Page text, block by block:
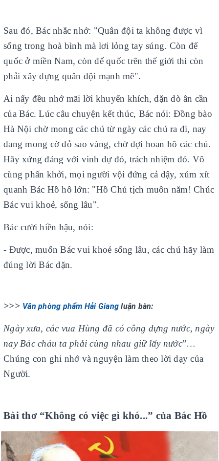
Sau đó, Bác nhắc nhở: "Quân đội ta không được vì
sống trong hoà bình mà lơi lỏng tay súng. Còn đế
quốc ở miền Nam, còn đế quốc trên thế giới thì còn
phải xây dựng quân đội mạnh mẽ".
Ai nấy đều nhớ mãi lời khuyến khích, dặn dò ân cần
của Bác. Lúc câu chuyện kết thúc, Bác nói: Đồng bào
Hà Nội chờ mong các chú từ ngày các chú ra đi, nay
đang mong cờ đỏ sao vàng, chờ đợi hoan hô các chú.
Hãy xứng đáng với vinh dự đó, trách nhiệm đó. Vô
cùng phấn khởi, mọi người vội đứng cả dậy, xúm xít
quanh Bác Hồ hô lớn: "Hồ Chủ tịch muôn năm! Chúc
Bác vui khoẻ, sống lâu".
Bác cười hiền hậu, nói:
- Được, muốn Bác vui khoẻ sống lâu, các chú hãy làm
đúng lời Bác dặn.
>>> Văn phòng phẩm Hải Giang luận bàn:
Ngày xưa, các vua Hùng đã có công dựng nước, ngày
nay Bác cháu ta phải cùng nhau giữ lấy nước”…
Chúng con ghi nhớ và nguyện làm theo lời dạy của
Người.
Bài thơ “Không có việc gì khó...” của Bác Hồ